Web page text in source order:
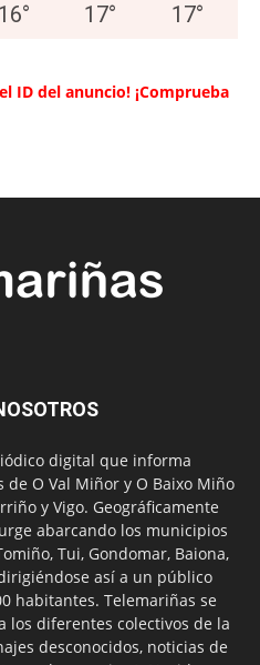
16° 17° 17°
ID del anuncio! ¡Comprueba
digital que informa
O Val Miñor y O Baixo Miño
y Vigo. Geográficamente
abarcando los municipios
Tui, Gondomar, Baiona,
así a un público
habitantes. Telemariñas se
los diferentes colectivos de la
desconocidos, noticias de